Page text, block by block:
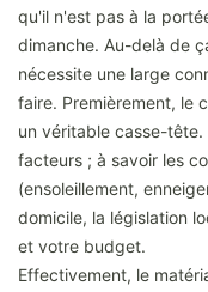
qu'il n'est pas à la
dimanche. Au-delà de
nécessite une large
faire. Premièrement, le
un véritable casse-
facteurs ; à savoir les
(ensoleillement,
domicile, la législation
et votre budget.
Effectivement, le